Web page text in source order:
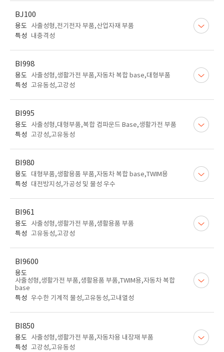
BJ100
용도
사출성형,전기전자 부품,산업자재 부품
특성
내충격성
BI998
용도
사출성형,생활가전 부품,자동차 복합 base,대형부품
특성 고유동성,고강성
BI995
용도
사출성형,대형부품,복합 컴파운드 Base,생활가전 부품
특성 고강성,고유동성
BI980
용도
대형부품,생활용품 부품,자동차 복합 base,TWIM용
특성
대전방지성,가공성 및 물성 우수
BI961
용도
사출성형,생활가전 부품,생활용품 부품
특성 고유동성,고강성
BI9600
용도
사출성형,생활가전 부품,생활용품 부품,TWIM용,자동차 복합
base
특성 우수한 기계적 물성,고유동성,고내열성
BI850
용도
사출성형,생활가전 부품,자동차용 내장재 부품
특성 고강성,고유동성